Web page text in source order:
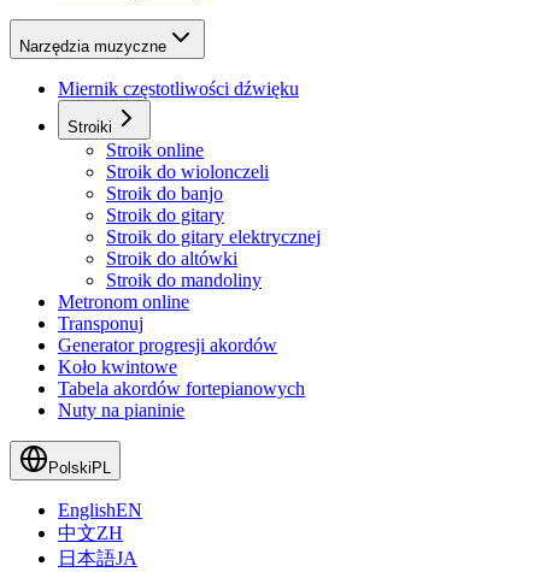
Narzędzia muzyczne
Miernik częstotliwości dźwięku
Stroiki
Stroik online
Stroik do wiolonczeli
Stroik do banjo
Stroik do gitary
Stroik do gitary elektrycznej
Stroik do altówki
Stroik do mandoliny
Metronom online
Transponuj
Generator progresji akordów
Koło kwintowe
Tabela akordów fortepianowych
Nuty na pianinie
Polski PL
EnglishEN
中文ZH
日本語JA